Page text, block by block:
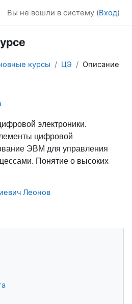
Вы не вошли в систему (Вход)
курсы ЦЭ Описание
электроники.
цифровой
ЭВМ для управления
Понятие о высоких
Леонов